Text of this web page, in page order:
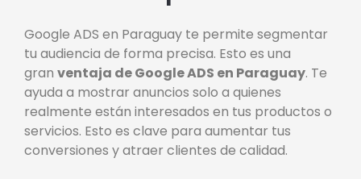
Google ADS en Paraguay te permite segmentar
tu audiencia de forma precisa. Esto es una
gran ventaja de Google ADS en Paraguay. Te
ayuda a mostrar anuncios solo a quienes
realmente están interesados en tus productos o
servicios. Esto es clave para aumentar tus
conversiones y atraer clientes de calidad.